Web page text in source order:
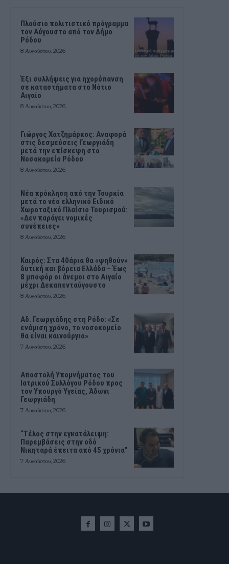
Πλούσιο πολιτιστικό πρόγραμμα
τον Αύγουστο από τον Δήμο
Ρόδου
8 Αυγούστου, 2026
Έξι συλλήψεις για ηχορύπανση
σε καταστήματα στο Νότιο
Αιγαίο
8 Αυγούστου, 2026
Γιώργος Χατζημάρκος: Αναφορά
στις δεσμεύσεις Γεωργιάδη
μετά την επίσκεψη στο
Νοσοκομείο Ρόδου
8 Αυγούστου, 2026
Νέα πρόκληση από την Τουρκία
μετά το νέο ελληνικό Ειδικό
Χωροταξικό Πλαίσιο Τουρισμού:
«Δεν παράγει νομικές
συνέπειες»
8 Αυγούστου, 2026
Καιρός: Στα 40άρια θα «ψηθούν»
δυτική και βόρεια Ελλάδα – Έως
8 μποφόρ οι άνεμοι στο Αιγαίο
μέχρι Δεκαπενταύγουστο
8 Αυγούστου, 2026
Αδ. Γεωργιάδης στη Ρόδο: «Σε
ενάμιση χρόνο, το νοσοκομείο
θα είναι καινούργιο»
7 Αυγούστου, 2026
Αποστολή Υπομνήματος του
Ιατρικού Συλλόγου Ρόδου προς
τον Υπουργό Υγείας, Άδωνι
Γεωργιάδη
7 Αυγούστου, 2026
“Τέλος στην εγκατάλειψη:
Παρεμβάσεις στην οδό
Νικηταρά έπειτα από 45 χρόνια”
7 Αυγούστου, 2026